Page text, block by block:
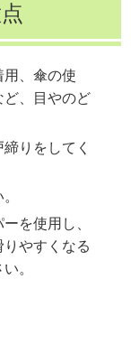
、傘の使
ど、目やのど
りをしてく
を使用し、
やすくなる
。